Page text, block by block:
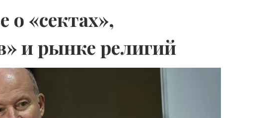
«сектах»,
и рынке религий